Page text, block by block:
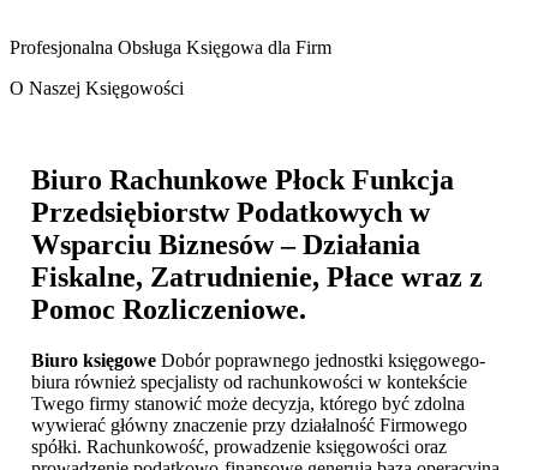
Profesjonalna Obsługa Księgowa dla Firm
O Naszej Księgowości
Biuro Rachunkowe Płock Funkcja
Przedsiębiorstw Podatkowych w
Wsparciu Biznesów – Działania
Fiskalne, Zatrudnienie, Płace wraz z
Pomoc Rozliczeniowe.
Biuro księgowe Dobór poprawnego jednostki księgowego-
biura również specjalisty od rachunkowości w kontekście
Twego firmy stanowić może decyzja, którego być zdolna
wywierać główny znaczenie przy działalność Firmowego
spółki. Rachunkowość, prowadzenie księgowości oraz